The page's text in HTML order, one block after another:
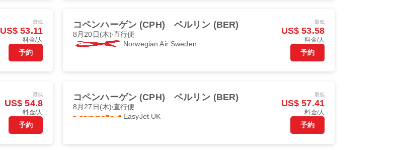
最低
US$ 53.11
料金/人
予約
コペンハーゲン (CPH) ベルリン (BER)
8月20日(木)直行便
Norwegian Air Sweden
最低
US$ 53.58
料金/人
予約
最低
US$ 54.8
料金/人
予約
コペンハーゲン (CPH) ベルリン (BER)
8月27日(木)直行便
EasyJet UK
最低
US$ 57.41
料金/人
予約